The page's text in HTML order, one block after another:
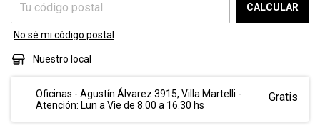
CALCULAR
No sé mi código postal
Nuestro local
Oficinas - Agustín Álvarez 3915, Villa Martelli -
Atención: Lun a Vie de 8.00 a 16.30 hs
Gratis